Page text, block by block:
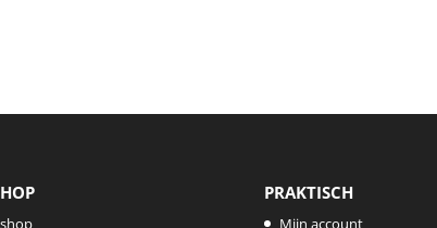
PRAKTISCH
Mijn account